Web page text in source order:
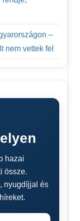
–
nem vettek fel
hazai
össze.
nyugdíjjal és